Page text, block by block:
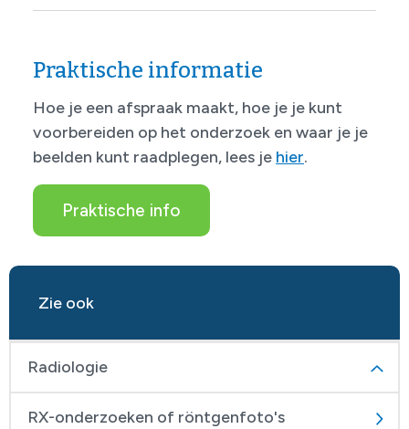
Praktische informatie
Hoe je een afspraak maakt, hoe je je kunt
voorbereiden op het onderzoek en waar je je
beelden kunt raadplegen, lees je hier.
Praktische info
Zie ook
Radiologie
RX-onderzoeken of röntgenfoto's